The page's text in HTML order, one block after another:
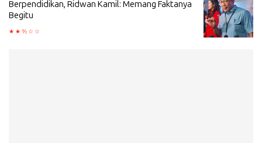
Berpendidikan, Ridwan Kamil: Memang Faktanya
Begitu